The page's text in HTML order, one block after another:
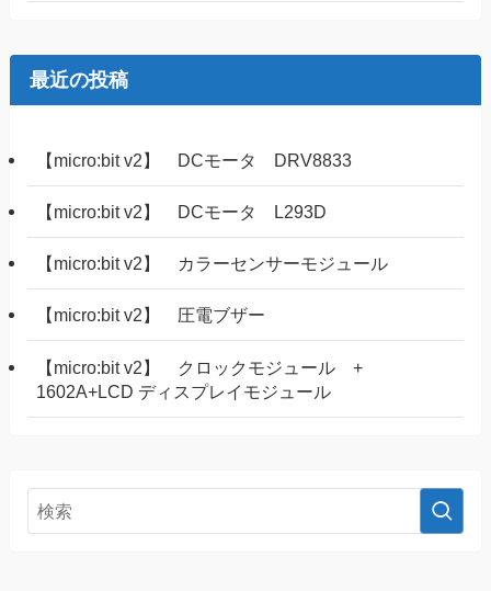
最近の投稿
【micro:bit v2】 DCモータ DRV8833
【micro:bit v2】 DCモータ L293D
【micro:bit v2】 カラーセンサーモジュール
【micro:bit v2】 圧電ブザー
【micro:bit v2】 クロックモジュール +
1602A+LCD ディスプレイモジュール